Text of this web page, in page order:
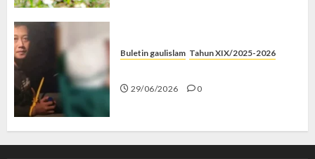
Buletin gaulislam Tahun XIX/2025-2026
29/06/2026 0